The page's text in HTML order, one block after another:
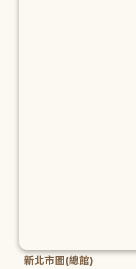
新北市圖(總館)